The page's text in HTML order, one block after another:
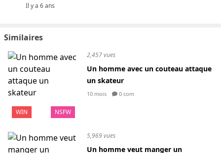
Il y a 6 ans
Similaires
WIN NSFW
2,457 vues
Un homme avec un couteau attaque
un skateur
10 mois 0 com
5,969 vues
Un homme veut manger un